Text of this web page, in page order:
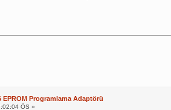
EPROM Programlama Adaptörü
ÖS »